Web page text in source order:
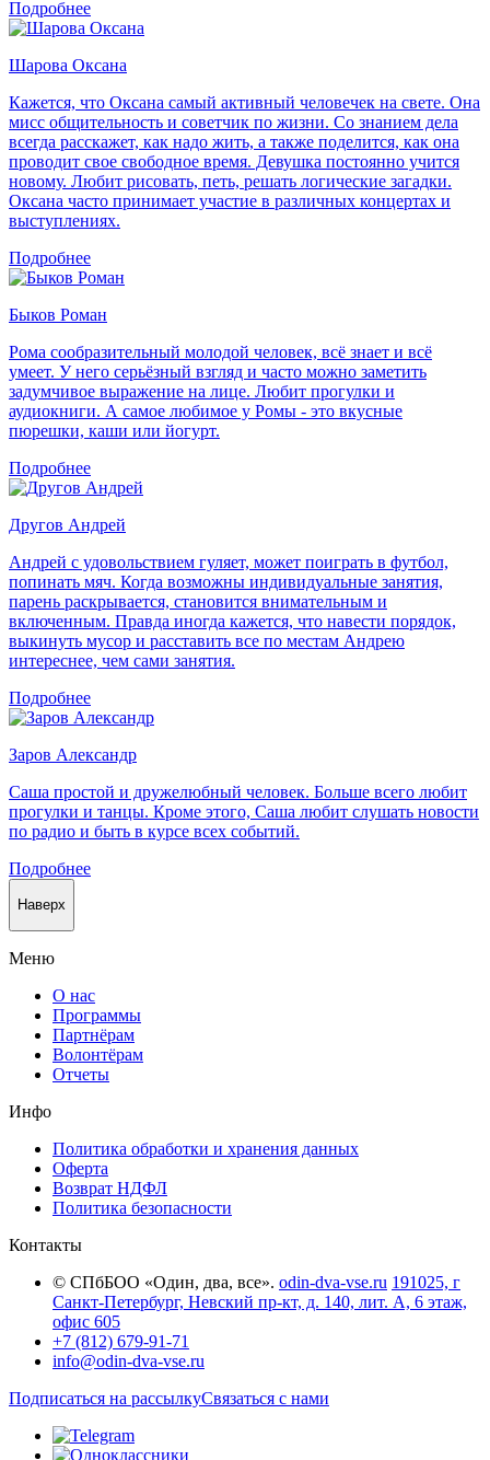
Подробнее
Шарова Оксана
Кажется, что Оксана самый активный человечек на свете. Она
мисс общительность и советчик по жизни. Со знанием дела
всегда расскажет, как надо жить, а также поделится, как она
проводит свое свободное время. Девушка постоянно учится
новому. Любит рисовать, петь, решать логические загадки.
Оксана часто принимает участие в различных концертах и
выступлениях.
Подробнее
Быков Роман
Рома сообразительный молодой человек, всё знает и всё
умеет. У него серьёзный взгляд и часто можно заметить
задумчивое выражение на лице. Любит прогулки и
аудиокниги. А самое любимое у Ромы - это вкусные
пюрешки, каши или йогурт.
Подробнее
Другов Андрей
Андрей с удовольствием гуляет, может поиграть в футбол,
попинать мяч. Когда возможны индивидуальные занятия,
парень раскрывается, становится внимательным и
включенным. Правда иногда кажется, что навести порядок,
выкинуть мусор и расставить все по местам Андрею
интереснее, чем сами занятия.
Подробнее
Заров Александр
Саша простой и дружелюбный человек. Больше всего любит
прогулки и танцы. Кроме этого, Саша любит слушать новости
по радио и быть в курсе всех событий.
Подробнее
Наверх
Меню
О нас
Программы
Партнёрам
Волонтёрам
Отчеты
Инфо
Политика обработки и хранения данных
Оферта
Возврат НДФЛ
Политика безопасности
Контакты
© СПбБОО «Один, два, все». odin-dva-vse.ru 191025, г
Санкт-Петербург, Невский пр-кт, д. 140, лит. А, 6 этаж,
офис 605
+7 (812) 679-91-71
info@odin-dva-vse.ru
Подписаться на рассылкуСвязаться с нами